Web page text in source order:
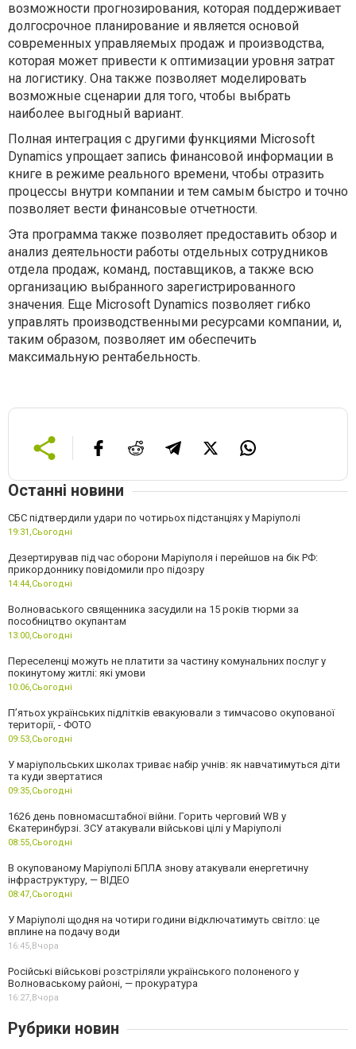
возможности прогнозирования, которая поддерживает
долгосрочное планирование и является основой
современных управляемых продаж и производства,
которая может привести к оптимизации уровня затрат
на логистику. Она также позволяет моделировать
возможные сценарии для того, чтобы выбрать
наиболее выгодный вариант.
Полная интеграция с другими функциями Microsoft
Dynamics упрощает запись финансовой информации в
книге в режиме реального времени, чтобы отразить
процессы внутри компании и тем самым быстро и точно
позволяет вести финансовые отчетности.
Эта программа также позволяет предоставить обзор и
анализ деятельности работы отдельных сотрудников
отдела продаж, команд, поставщиков, а также всю
организацию выбранного зарегистрированного
значения. Еще Microsoft Dynamics позволяет гибко
управлять производственными ресурсами компании, и,
таким образом, позволяет им обеспечить
максимальную рентабельность.
Останні новини
СБС підтвердили удари по чотирьох підстанціях у Маріуполі
19:31,Сьогодні
Дезертирував під час оборони Маріуполя і перейшов на бік РФ:
прикордоннику повідомили про підозру
14:44,Сьогодні
Волноваського священника засудили на 15 років тюрми за
пособництво окупантам
13:00,Сьогодні
Переселенці можуть не платити за частину комунальних послуг у
покинутому житлі: які умови
10:06,Сьогодні
П’ятьох українських підлітків евакуювали з тимчасово окупованої
території, - ФОТО
09:53,Сьогодні
У маріупольських школах триває набір учнів: як навчатимуться діти
та куди звертатися
09:35,Сьогодні
1626 день повномасштабної війни. Горить черговий WB у
Єкатеринбурзі. ЗСУ атакували військові цілі у Маріуполі
08:55,Сьогодні
В окупованому Маріуполі БПЛА знову атакували енергетичну
інфраструктуру, — ВІДЕО
08:47,Сьогодні
У Маріуполі щодня на чотири години відключатимуть світло: це
вплине на подачу води
16:45,Вчора
Російські військові розстріляли українського полоненого у
Волноваському районі, — прокуратура
16:27,Вчора
Рубрики новин